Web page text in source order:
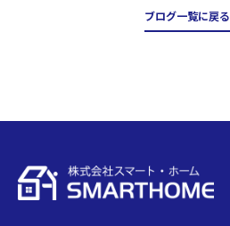
が良く、お庭やバルコニーへの
出入りにも便利ですが、その一
ブログ一覧に戻る